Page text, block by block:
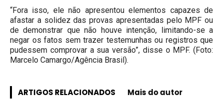
“Fora isso, ele não apresentou elementos capazes de
afastar a solidez das provas apresentadas pelo MPF ou
de demonstrar que não houve intenção, limitando-se a
negar os fatos sem trazer testemunhas ou registros que
pudessem comprovar a sua versão”, disse o MPF. (Foto:
Marcelo Camargo/Agência Brasil).
ARTIGOS RELACIONADOS Mais do autor